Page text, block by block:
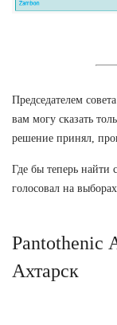
Председателем
вам могу сказать
решение принял,
Где бы теперь найти
голосовал на
Pantothenic
Ахтарск